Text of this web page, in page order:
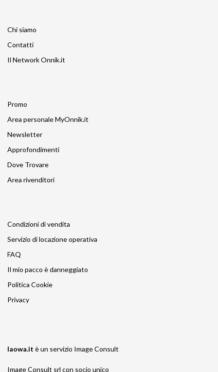
Chi siamo
Contatti
Il Network Onnik.it
Promo
Area personale MyOnnik.it
Newsletter
Approfondimenti
Dove Trovare
Area rivenditori
Condizioni di vendita
Servizio di locazione operativa
FAQ
Il mio pacco è danneggiato
Politica Cookie
Privacy
laowa.it è un servizio Image Consult
Image Consult srl con socio unico